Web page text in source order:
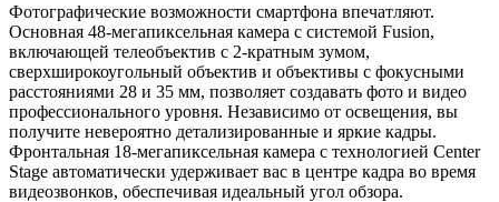
Фотографические возможности смартфона впечатляют.
Основная 48-мегапиксельная камера с системой Fusion,
включающей телеобъектив с 2-кратным зумом,
сверхширокоугольный объектив и объективы с фокусными
расстояниями 28 и 35 мм, позволяет создавать фото и видео
профессионального уровня. Независимо от освещения, вы
получите невероятно детализированные и яркие кадры.
Фронтальная 18-мегапиксельная камера с технологией Center
Stage автоматически удерживает вас в центре кадра во время
видеозвонков, обеспечивая идеальный угол обзора.